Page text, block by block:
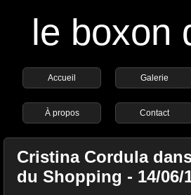
le boxon
Accueil Galerie
À propos Contact
Cristina Cordula
du Shopping - 14/06/